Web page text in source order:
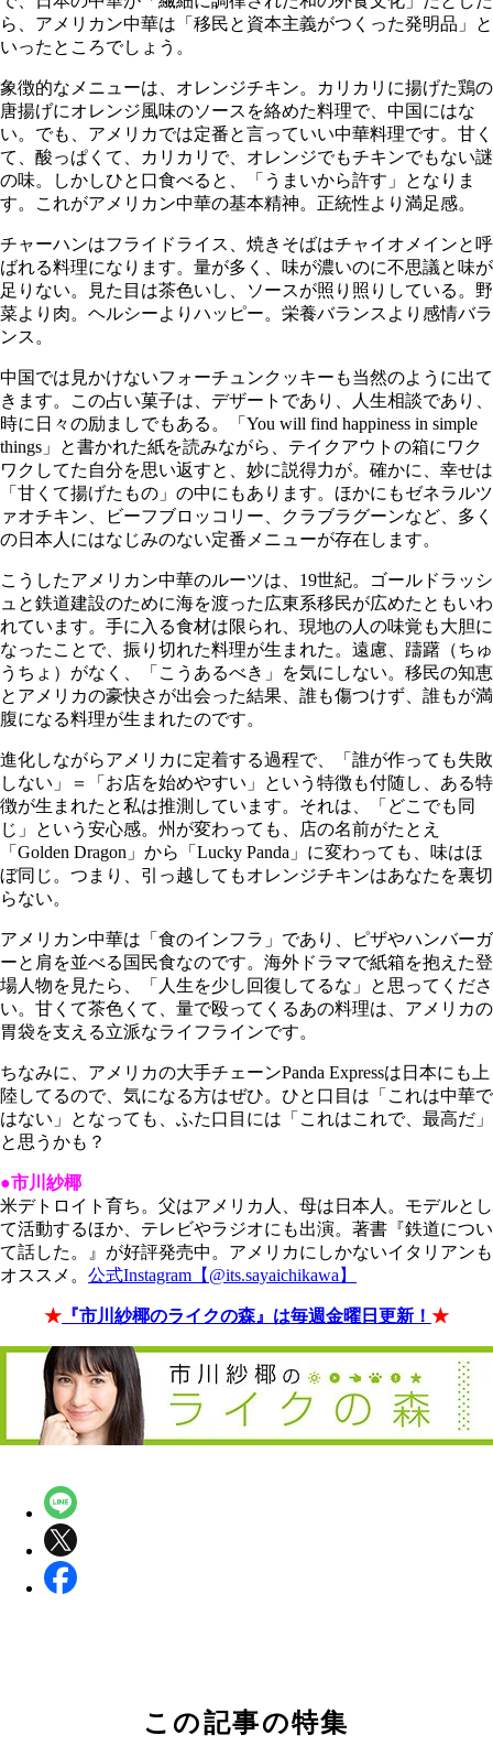
ら、アメリカン中華は「移民と資本主義がつくった発明品」と
いったところでしょう。
象徴的なメニューは、オレンジチキン。カリカリに揚げた鶏の
唐揚げにオレンジ風味のソースを絡めた料理で、中国にはな
い。でも、アメリカでは定番と言っていい中華料理です。甘く
て、酸っぱくて、カリカリで、オレンジでもチキンでもない謎
の味。しかしひと口食べると、「うまいから許す」となりま
す。これがアメリカン中華の基本精神。正統性より満足感。
チャーハンはフライドライス、焼きそばはチャイオメインと呼
ばれる料理になります。量が多く、味が濃いのに不思議と味が
足りない。見た目は茶色いし、ソースが照り照りしている。野
菜より肉。ヘルシーよりハッピー。栄養バランスより感情バラ
ンス。
中国では見かけないフォーチュンクッキーも当然のように出て
きます。この占い菓子は、デザートであり、人生相談であり、
時に日々の励ましでもある。「You will find happiness in simple
things」と書かれた紙を読みながら、テイクアウトの箱にワク
ワクしてた自分を思い返すと、妙に説得力が。確かに、幸せは
「甘くて揚げたもの」の中にもあります。ほかにもゼネラルツ
ァオチキン、ビーフブロッコリー、クラブラグーンなど、多く
の日本人にはなじみのない定番メニューが存在します。
こうしたアメリカン中華のルーツは、19世紀。ゴールドラッシ
ュと鉄道建設のために海を渡った広東系移民が広めたともいわ
れています。手に入る食材は限られ、現地の人の味覚も大胆に
なったことで、振り切れた料理が生まれた。遠慮、躊躇（ちゅ
うちょ）がなく、「こうあるべき」を気にしない。移民の知恵
とアメリカの豪快さが出会った結果、誰も傷つけず、誰もが満
腹になる料理が生まれたのです。
進化しながらアメリカに定着する過程で、「誰が作っても失敗
しない」＝「お店を始めやすい」という特徴も付随し、ある特
徴が生まれたと私は推測しています。それは、「どこでも同
じ」という安心感。州が変わっても、店の名前がたとえ
「Golden Dragon」から「Lucky Panda」に変わっても、味はほ
ぼ同じ。つまり、引っ越してもオレンジチキンはあなたを裏切
らない。
アメリカン中華は「食のインフラ」であり、ピザやハンバーガ
ーと肩を並べる国民食なのです。海外ドラマで紙箱を抱えた登
場人物を見たら、「人生を少し回復してるな」と思ってくださ
い。甘くて茶色くて、量で殴ってくるあの料理は、アメリカの
胃袋を支える立派なライフラインです。
ちなみに、アメリカの大手チェーンPanda Expressは日本にも上
陸してるので、気になる方はぜひ。ひと口目は「これは中華で
はない」となっても、ふた口目には「これはこれで、最高だ」
と思うかも？
●市川紗椰
米デトロイト育ち。父はアメリカ人、母は日本人。モデルとし
て活動するほか、テレビやラジオにも出演。著書『鉄道につい
て話した。』が好評発売中。 アメリカにしかないイタリアンも
オススメ。 公式Instagram【@its.sayaichikawa】
★ 『市川紗椰のライクの森』は毎週金曜日更新！ ★
この記事の特集